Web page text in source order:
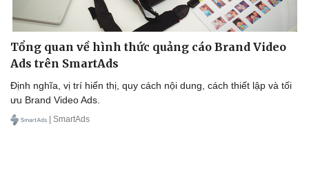
Tổng quan về hình thức quảng cáo Brand Video
Ads trên SmartAds
Định nghĩa, vị trí hiển thị, quy cách nội dung, cách thiết lập và tối
ưu Brand Video Ads.
| SmartAds